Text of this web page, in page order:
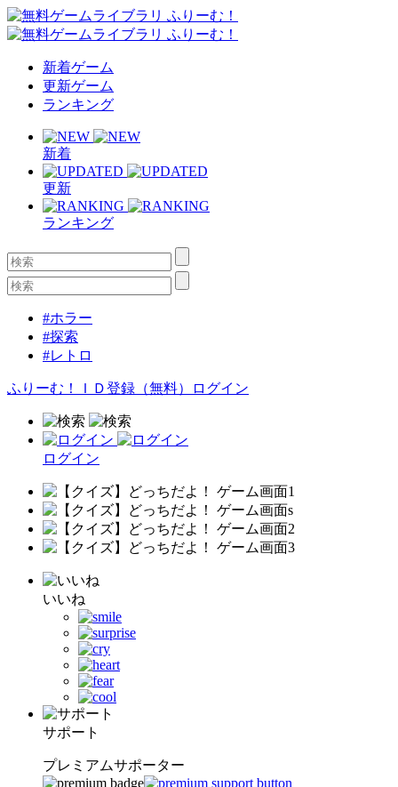
新着ゲーム
更新ゲーム
ランキング
新着
更新
ランキング
#ホラー
#探索
#レトロ
ふりーむ！ＩＤ登録（無料） ログイン
ログイン
いいね
サポート
プレミアムサポーター